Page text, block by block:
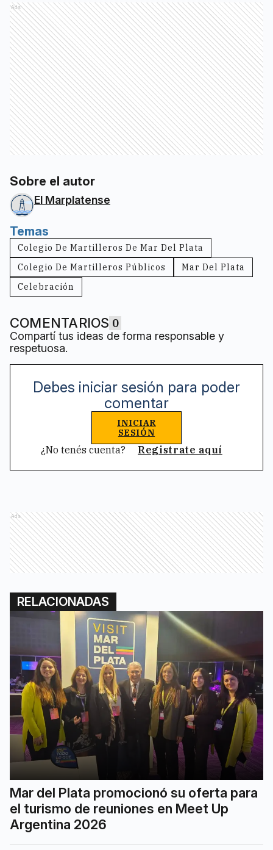
Ads
Sobre el autor
El Marplatense
Temas
Colegio De Martilleros De Mar Del Plata
Colegio De Martilleros Públicos
Mar Del Plata
Celebración
COMENTARIOS 0
Compartí tus ideas de forma responsable y
respetuosa.
Debes iniciar sesión para poder
comentar
INICIAR
SESIÓN
¿No tenés cuenta? Registrate aquí
Ads
RELACIONADAS
Mar del Plata promocionó su oferta para
el turismo de reuniones en Meet Up
Argentina 2026